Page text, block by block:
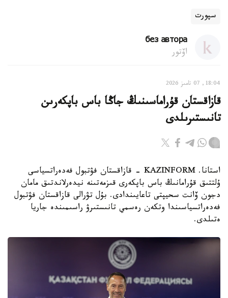
سپورت
без автора
اۆتور
18:04, 07 تامىز 2026
قازاقستان قۇراماسىنىڭ جاڭا باس باپكەرىن
تانىستىرىلدى
استانا. KAZINFORM - قازاقستان فۋتبول فەدەراتسياسى
ۇلتتىق قۇرامانىڭ باس باپكەرى قىزمەتىنە نيدەرلاندتىق مامان
دجون ۆانت سحيپتى تاعايىندادى. بۇل تۋرالى قازاقستان فۋتبول
فەدەراتسياسىندا وتكەن رەسمي تانىستىرۋ راسىمىندە جاريا
ەتىلدى.